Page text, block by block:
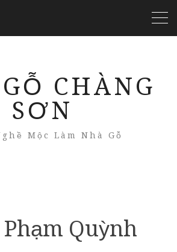
CHÀNG
SƠN
Mộc Làm Nhà Gỗ
Phạm Quỳnh